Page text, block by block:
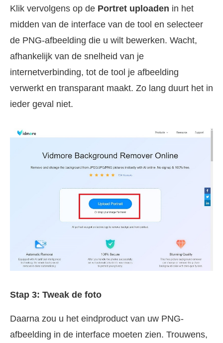
Klik vervolgens op de Portret uploaden in het
midden van de interface van de tool en selecteer
de PNG-afbeelding die u wilt bewerken. Wacht,
afhankelijk van de snelheid van je
internetverbinding, tot de tool je afbeelding
verwerkt en transparant maakt. Zo lang duurt het in
ieder geval niet.
Stap 3: Tweak de foto
Daarna zou u het eindproduct van uw PNG-
afbeelding in de interface moeten zien. Trouwens,